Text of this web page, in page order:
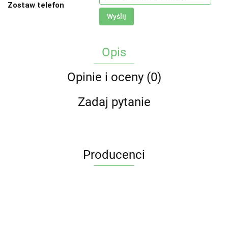
Zostaw telefon
Wyślij
Opis
Opinie i oceny (0)
Zadaj pytanie
Producenci